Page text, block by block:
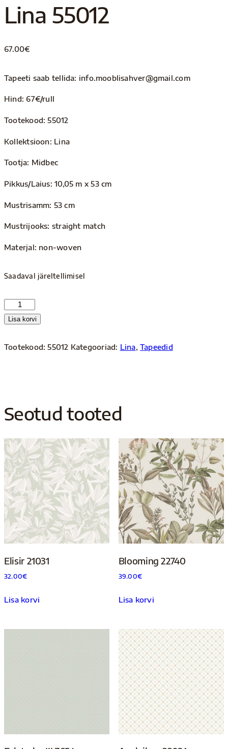
Lina 55012
67.00€
Tapeeti saab tellida: info.mooblisahver@gmail.com
Hind: 67€/rull
Tootekood: 55012
Kollektsioon: Lina
Tootja: Midbec
Pikkus/Laius: 10,05 m x 53 cm
Mustrisamm: 53 cm
Mustrijooks: straight match
Materjal: non-woven
Saadaval järeltellimisel
Lina
55012
Lisa korvi
Tootekood:55012 Kategooriad: Lina, Tapeedid
Seotud tooted
Elisir 21031
32.00€
Lisa korvi
Blooming 22740
39.00€
Lisa korvi